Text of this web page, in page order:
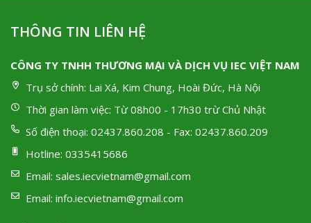
THÔNG TIN LIÊN HỆ
CÔNG TY TNHH THƯƠNG MẠI VÀ DỊCH VỤ IEC VIỆT NAM
Trụ sở chính: Lai Xá, Kim Chung, Hoài Đức, Hà Nội
Thời gian làm việc: Từ 08h00 - 17h30 trừ Chủ Nhật
Số điện thoại: 02437.860.208 - Fax: 02437.860.209
Hotline: 0335415686
Email: sales.iecvietnam@gmail.com
Email: info.iecvietnam@gmail.com